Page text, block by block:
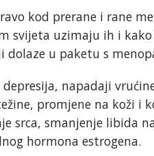
kod prerane i rane
svijeta uzimaju ih i
dolaze u paketu s
napadaji
promjene na koži i
srca, smanjenje libida
hormona estrogena.